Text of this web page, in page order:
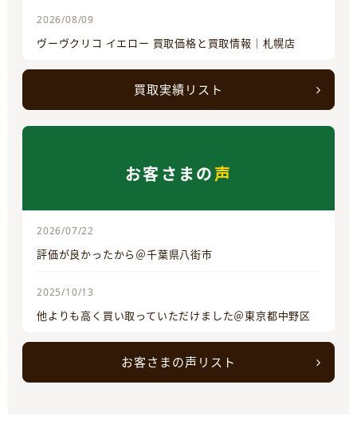
2026/08/09
ヴーヴクリコ イエロー 買取価格と買取情報｜札幌店
買取実績リスト
お客さまの声
2026/07/22
評価が良かったから＠千葉県八街市
2025/10/13
他よりも高く買い取っていただけました＠東京都中野区
お客さまの声リスト